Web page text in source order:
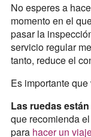
No esperes a
momento en el
pasar la
servicio regular
tanto, reduce el
Es importante
Las ruedas
que recomienda
para hacer un